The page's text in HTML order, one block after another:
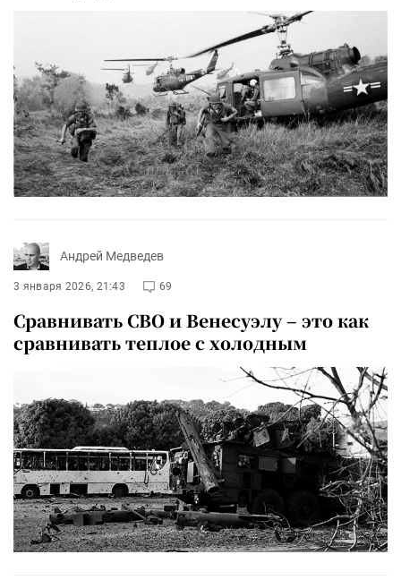
Андрей Медведев
3 января 2026, 21:43 69
Сравнивать СВО и Венесуэлу – это как
сравнивать теплое с холодным